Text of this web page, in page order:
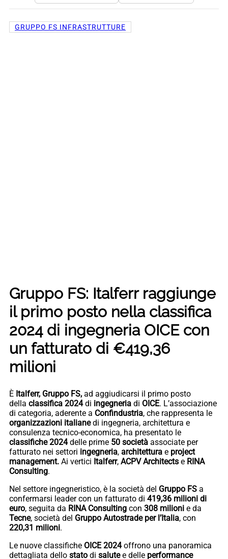
GRUPPO FS INFRASTRUTTURE
Gruppo FS: Italferr raggiunge
il primo posto nella classifica
2024 di ingegneria OICE con
un fatturato di €419,36
milioni
È Italferr, Gruppo FS, ad aggiudicarsi il primo posto
della classifica 2024di ingegneria di OICE. L’associazione
di categoria, aderente a Confindustria, che rappresenta le
organizzazioni italianedi ingegneria, architettura e
consulenza tecnico-economica, ha presentato le
classifiche 2024delle prime 50 società associate per
fatturato nei settori ingegneria, architettura e project
management. Ai vertici Italferr, ACPV Architects e RINA
Consulting.
Nel settore ingegneristico, è la società del Gruppo FS a
confermarsi leader con un fatturato di 419,36 milioni di
euro, seguita da RINA Consulting con 308 milioni e da
Tecne, società del Gruppo Autostrade per l’Italia, con
220,31 milioni.
Le nuove classifiche OICE 2024offrono una panoramica
dettagliata dello stato di salutee delle performance